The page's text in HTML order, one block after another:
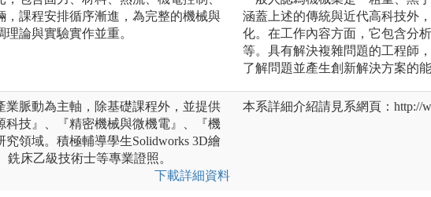
，課程安排循序漸進，為完整的機械與
論與實驗實作並重。
涵蓋上述的傳統與近代高科技外
化。在工作內容方面，它包含分
等。具有解決複雜問題的工程師
了解問題並產生創新解決方案的
業脈動為主軸，除基礎課程外，並提供
科技』、『精密機械與微機電』、『機
領域。積極輔導學生Solidworks 3D繪
床乙級技術士等專業證照。
下載詳細資料
本系詳細介紹請見系網頁：http://